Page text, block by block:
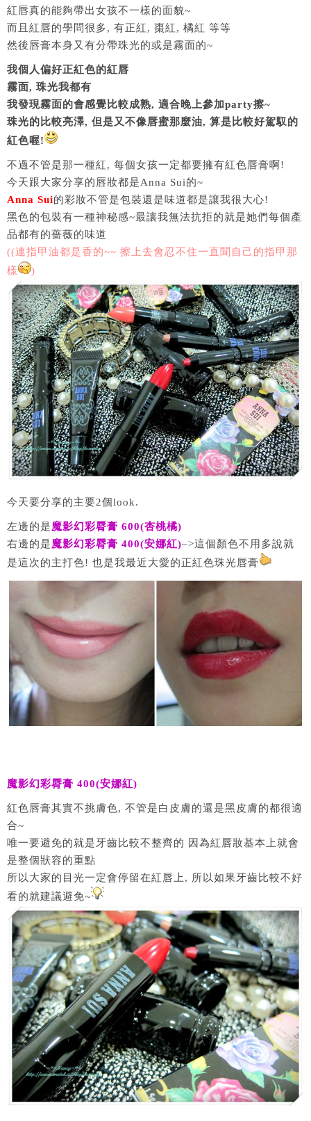
紅唇真的能夠帶出女孩不一樣的面貌~
而且紅唇的學問很多, 有正紅, 棗紅, 橘紅 等等
然後唇膏本身又有分帶珠光的或是霧面的~
我個人偏好正紅色的紅唇
霧面, 珠光我都有
我發現霧面的會感覺比較成熟, 適合晚上參加party擦~
珠光的比較亮澤, 但是又不像唇蜜那麼油, 算是比較好駕馭的
紅色喔!
不過不管是那一種紅, 每個女孩一定都要擁有紅色唇膏啊!
今天跟大家分享的唇妝都是Anna Sui的~
Anna Sui的彩妝不管是包裝還是味道都是讓我很大心!
黑色的包裝有一種神秘感~最讓我無法抗拒的就是她們每個產
品都有的薔薇的味道
((連指甲油都是香的~~ 擦上去會忍不住一直聞自己的指甲那
樣
)
今天要分享的主要2個look.
左邊的是魔影幻彩脣膏 600(杏桃橘)
右邊的是魔影幻彩脣膏 400(安娜紅)–>這個顏色不用多說就
是這次的主打色! 也是我最近大愛的正紅色珠光唇膏
魔影幻彩脣膏 400(安娜紅)
紅色唇膏其實不挑膚色, 不管是白皮膚的還是黑皮膚的都很適
合~
唯一要避免的就是牙齒比較不整齊的 因為紅唇妝基本上就會
是整個狀容的重點
所以大家的目光一定會停留在紅唇上, 所以如果牙齒比較不好
看的就建議避免~